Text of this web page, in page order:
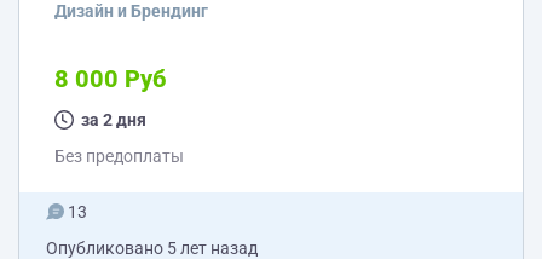
Дизайн и Брендинг
8 000 Руб
за 2 дня
Без предоплаты
13
Опубликовано 5 лет назад